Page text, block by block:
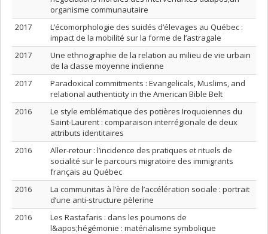
organisme communautaire
2017
L’écomorphologie des suidés d’élevages au Québec :
impact de la mobilité sur la forme de l’astragale
2017
Une ethnographie de la relation au milieu de vie urbain
de la classe moyenne indienne
2017
Paradoxical commitments : Evangelicals, Muslims, and
relational authenticity in the American Bible Belt
2016
Le style emblématique des potières Iroquoiennes du
Saint-Laurent : comparaison interrégionale de deux
attributs identitaires
2016
Aller-retour : l’incidence des pratiques et rituels de
socialité sur le parcours migratoire des immigrants
français au Québec
2016
La communitas à l’ère de l’accélération sociale : portrait
d’une anti-structure pèlerine
2016
Les Rastafaris : dans les poumons de
l&apos;hégémonie : matérialisme symbolique